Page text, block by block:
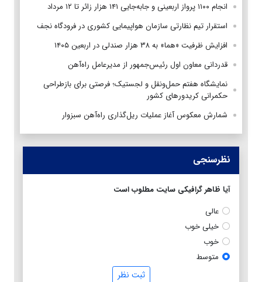
انجام ۱۱۰۰ پرواز اربعینی و جابه‌جایی ۱۴۱ هزار زائر تا ۱۲ مرداد
استقرار تیم‌ نظارتی سازمان هواپیمایی کشوری در فرودگاه نجف
افزایش ظرفیت «هما» به ۳۸ هزار صندلی در اربعین ۱۴۰۵
قدردانی معاون اول رئیس‌جمهور از مدیرعامل راه‌آهن
نمایشگاه هفتم حمل‌ونقل و لجستیک؛ فرصتی برای بازطراحی
حکمرانی کریدورهای کشور
شمارش معکوس آغاز عملیات ریل‌گذاری راه‌آهن سبزوار
نظرسنجی
آیا ظاهر گرافیکی سایت مطلوب است
عالی
خیلی خوب
خوب
متوسط
ثبت نظر